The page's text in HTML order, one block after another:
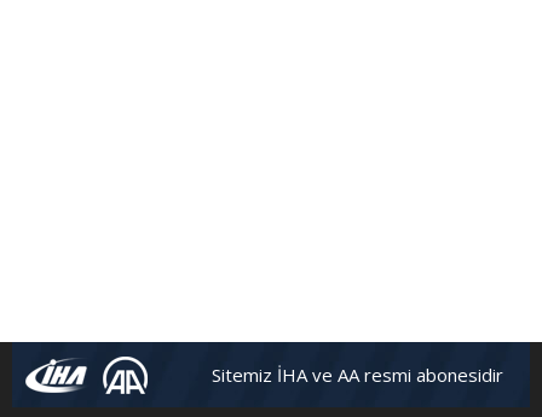
Sitemiz İHA ve AA resmi abonesidir